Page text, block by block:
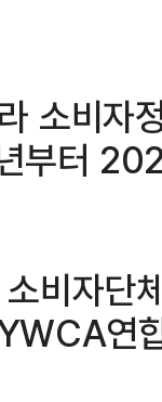
소비자
부터
비자단
연